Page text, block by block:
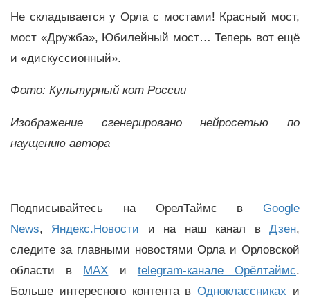
Не складывается у Орла с мостами! Красный мост,
мост «Дружба», Юбилейный мост… Теперь вот ещё
и «дискуссионный».
Фото: Культурный кот России
Изображение сгенерировано нейросетью по
наущению автора
Подписывайтесь на ОрелТаймс в Google
News, Яндекс.Новости и на наш канал вДзен,
следите за главными новостями Орла и Орловской
области в MAX и telegram-канале Орёлтаймс.
Больше интересного контента вОдноклассниках и